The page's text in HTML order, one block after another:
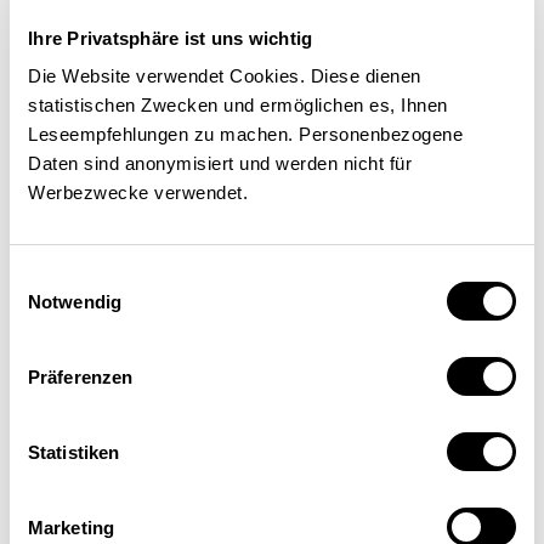
Ihre Privatsphäre ist uns wichtig
Die Website verwendet Cookies. Diese dienen
statistischen Zwecken und ermöglichen es, Ihnen
Leseempfehlungen zu machen. Personenbezogene
Daten sind anonymisiert und werden nicht für
Werbezwecke verwendet.
Notwendig
Präferenzen
Statistiken
Marketing
La nouvelle politique
d’investissement de la caisse
de pension de la Confédération,
Publica, offre un exemple
parlant de la manière dont les
investisseurs institutionnels
peuvent lier leurs décisions de
développement durable de
transparente. Publica
introduira progressivement un